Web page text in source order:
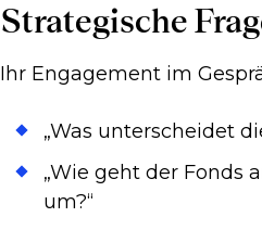
Strategische
Ihr Engagement im
„Was unterscheidet
„Wie geht der Fonds
um?“